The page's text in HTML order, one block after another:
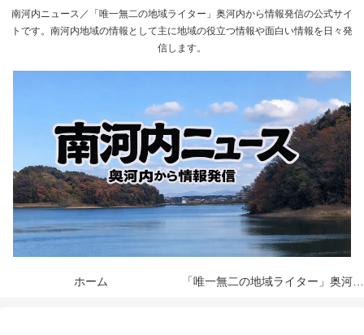
南河内ニュース／「唯一無二の地域ライター」奥河内から情報発信の公式サイ
トです。南河内地域の情報として主に地域の役立つ情報や面白い情報を日々発
信します。
ホーム